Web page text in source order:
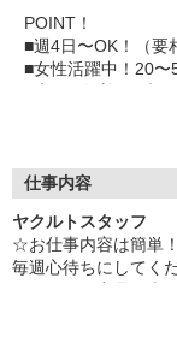
5日間の研修
約1か月間
独り立ちに
POINT！
■週4日〜OK！（要
■女性活躍中！20〜
☆「ありがとう」を
基本的に同じお客
くことができます！
「お子さんは元気
ど、フランクに話
仕事内容
ヤクルトスタッフ
☆お仕事内容は簡単
毎週心待ちにしてく